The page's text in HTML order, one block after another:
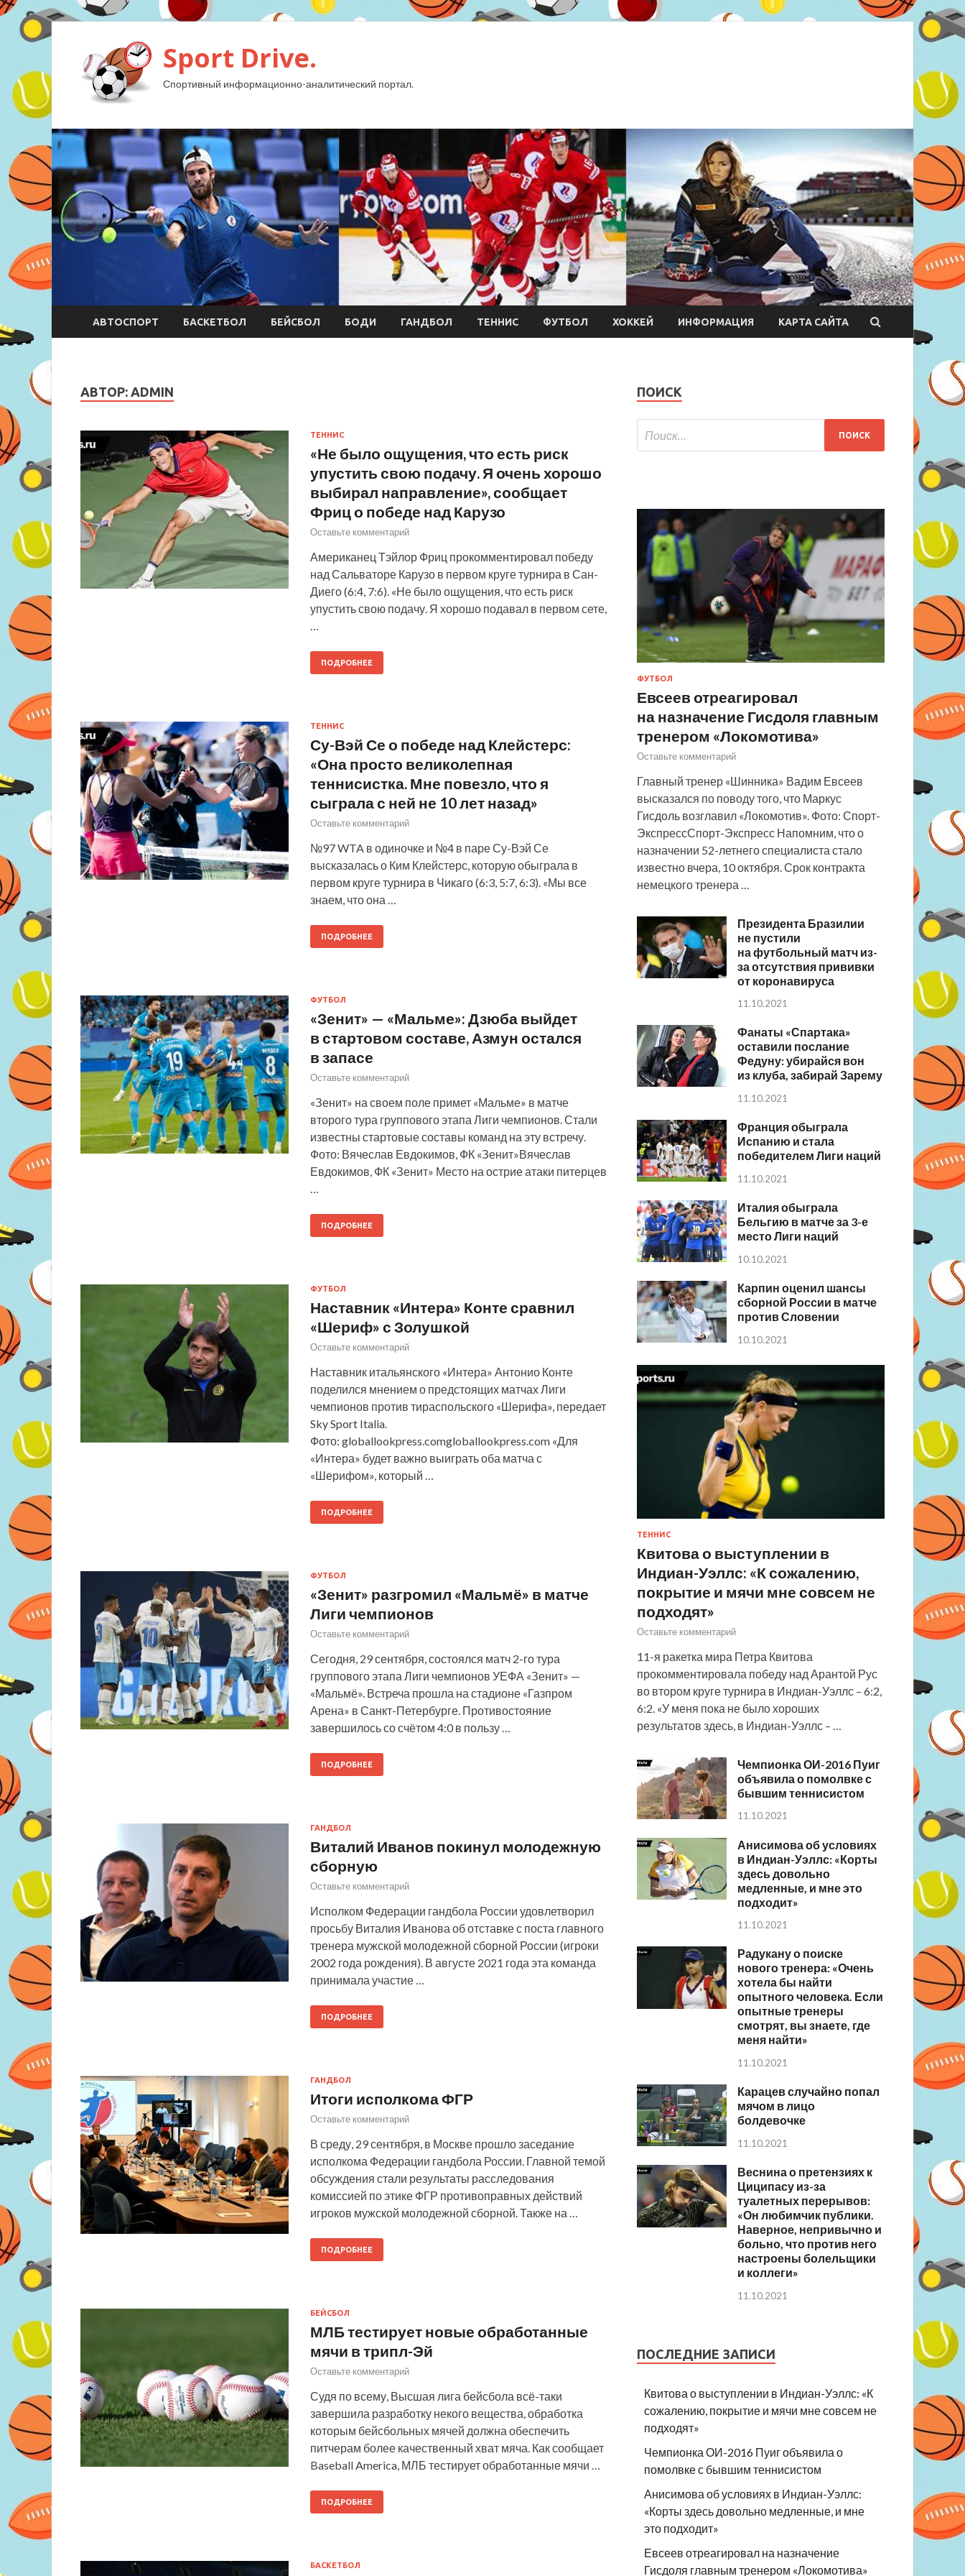
Sport Drive.
Спортивный информационно-аналитический портал.
АВТОСПОРТ БАСКЕТБОЛ БЕЙСБОЛ БОДИ ГАНДБОЛ ТЕННИС ФУТБОЛ ХОККЕЙ ИНФОРМАЦИЯ КАРТА САЙТА
АВТОР: ADMIN
ТЕННИС
«Не было ощущения, что есть риск
упустить свою подачу. Я очень хорошо
выбирал направление», сообщает
Фриц о победе над Карузо
Оставьте комментарий
Американец Тэйлор Фриц прокомментировал победу
над Сальваторе Карузо в первом круге турнира в Сан-
Диего (6:4, 7:6). «Не было ощущения, что есть риск
упустить свою подачу. Я хорошо подавал в первом сете,
…
ПОДРОБНЕЕ
ТЕННИС
Су-Вэй Се о победе над Клейстерс:
«Она просто великолепная
теннисистка. Мне повезло, что я
сыграла с ней не 10 лет назад»
Оставьте комментарий
№97 WTA в одиночке и №4 в паре Су-Вэй Се
высказалась о Ким Клейстерс, которую обыграла в
первом круге турнира в Чикаго (6:3, 5:7, 6:3). «Мы все
знаем, что она …
ПОДРОБНЕЕ
ФУТБОЛ
«Зенит» — «Мальме»: Дзюба выйдет
в стартовом составе, Азмун остался
в запасе
Оставьте комментарий
«Зенит» на своем поле примет «Мальме» в матче
второго тура группового этапа Лиги чемпионов. Стали
известны стартовые составы команд на эту встречу.
Фото: Вячеслав Евдокимов, ФК «Зенит»Вячеслав
Евдокимов, ФК «Зенит» Место на острие атаки питерцев
…
ПОДРОБНЕЕ
ФУТБОЛ
Наставник «Интера» Конте сравнил
«Шериф» с Золушкой
Оставьте комментарий
Наставник итальянского «Интера» Антонио Конте
поделился мнением о предстоящих матчах Лиги
чемпионов против тираспольского «Шерифа», передает
Sky Sport Italia.
Фото: globallookpress.comgloballookpress.com «Для
«Интера» будет важно выиграть оба матча с
«Шерифом», который …
ПОДРОБНЕЕ
ФУТБОЛ
«Зенит» разгромил «Мальмё» в матче
Лиги чемпионов
Оставьте комментарий
Сегодня, 29 сентября, состоялся матч 2-го тура
группового этапа Лиги чемпионов УЕФА «Зенит» —
«Мальмё». Встреча прошла на стадионе «Газпром
Арена» в Санкт-Петербурге. Противостояние
завершилось со счётом 4:0 в пользу …
ПОДРОБНЕЕ
ГАНДБОЛ
Виталий Иванов покинул молодежную
сборную
Оставьте комментарий
Исполком Федерации гандбола России удовлетворил
просьбу Виталия Иванова об отставке с поста главного
тренера мужской молодежной сборной России (игроки
2002 года рождения). В августе 2021 года эта команда
принимала участие …
ПОДРОБНЕЕ
ГАНДБОЛ
Итоги исполкома ФГР
Оставьте комментарий
В среду, 29 сентября, в Москве прошло заседание
исполкома Федерации гандбола России. Главной темой
обсуждения стали результаты расследования
комиссией по этике ФГР противоправных действий
игроков мужской молодежной сборной. Также на …
ПОДРОБНЕЕ
БЕЙСБОЛ
МЛБ тестирует новые обработанные
мячи в трипл-Эй
Оставьте комментарий
Судя по всему, Высшая лига бейсбола всё-таки
завершила разработку некого вещества, обработка
которым бейсбольных мячей должна обеспечить
питчерам более качественный хват мяча. Как сообщает
Baseball America, МЛБ тестирует обработанные мячи …
ПОДРОБНЕЕ
БАСКЕТБОЛ
ПОИСК
ФУТБОЛ
Евсеев отреагировал
на назначение Гисдоля главным
тренером «Локомотива»
Оставьте комментарий
Главный тренер «Шинника» Вадим Евсеев
высказался по поводу того, что Маркус
Гисдоль возглавил «Локомотив». Фото: Спорт-
ЭкспрессСпорт-Экспресс Напомним, что о
назначении 52-летнего специалиста стало
известно вчера, 10 октября. Срок контракта
немецкого тренера …
Президента Бразилии
не пустили
на футбольный матч из-
за отсутствия прививки
от коронавируса
11.10.2021
Фанаты «Спартака»
оставили послание
Федуну: убирайся вон
из клуба, забирай Зарему
11.10.2021
Франция обыграла
Испанию и стала
победителем Лиги наций
11.10.2021
Италия обыграла
Бельгию в матче за 3-е
место Лиги наций
10.10.2021
Карпин оценил шансы
сборной России в матче
против Словении
10.10.2021
ТЕННИС
Квитова о выступлении в
Индиан-Уэллс: «К сожалению,
покрытие и мячи мне совсем не
подходят»
Оставьте комментарий
11-я ракетка мира Петра Квитова
прокомментировала победу над Арантой Рус
во втором круге турнира в Индиан-Уэллс – 6:2,
6:2. «У меня пока не было хороших
результатов здесь, в Индиан-Уэллс – …
Чемпионка ОИ-2016 Пуиг
объявила о помолвке с
бывшим теннисистом
11.10.2021
Анисимова об условиях
в Индиан-Уэллс: «Корты
здесь довольно
медленные, и мне это
подходит»
11.10.2021
Радукану о поиске
нового тренера: «Очень
хотела бы найти
опытного человека. Если
опытные тренеры
смотрят, вы знаете, где
меня найти»
11.10.2021
Карацев случайно попал
мячом в лицо
болдевочке
11.10.2021
Веснина о претензиях к
Циципасу из-за
туалетных перерывов:
«Он любимчик публики.
Наверное, непривычно и
больно, что против него
настроены болельщики
и коллеги»
11.10.2021
ПОСЛЕДНИЕ ЗАПИСИ
Квитова о выступлении в Индиан-Уэллс: «К
сожалению, покрытие и мячи мне совсем не
подходят»
Чемпионка ОИ-2016 Пуиг объявила о
помолвке с бывшим теннисистом
Анисимова об условиях в Индиан-Уэллс:
«Корты здесь довольно медленные, и мне
это подходит»
Евсеев отреагировал на назначение
Гисдоля главным тренером «Локомотива»